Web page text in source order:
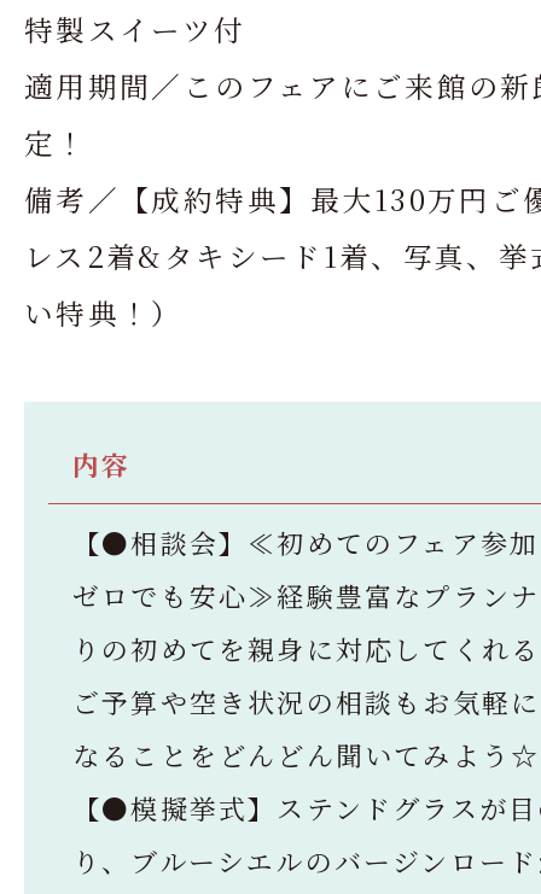
特製スイーツ付
適用期間／このフェアにご来館の
定！
備考／【成約特典】最大130万円ご
レス2着&タキシード1着、写真、
い特典！）
内容
【●相談会】≪初めてのフェア参
ゼロでも安心≫経験豊富なプラン
りの初めてを親身に対応してくれ
ご予算や空き状況の相談もお気軽
なることをどんどん聞いてみよう☆
【●模擬挙式】ステンドグラスが
り、ブルーシエルのバージンロー